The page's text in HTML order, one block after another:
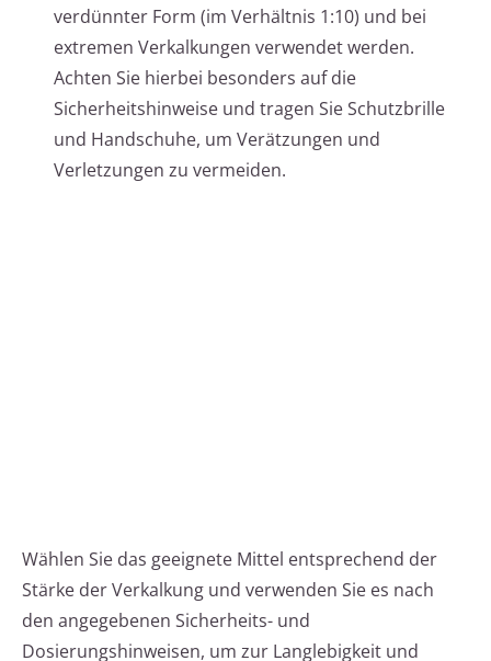
verdünnter Form (im Verhältnis 1:10) und bei
extremen Verkalkungen verwendet werden.
Achten Sie hierbei besonders auf die
Sicherheitshinweise und tragen Sie Schutzbrille
und Handschuhe, um Verätzungen und
Verletzungen zu vermeiden.
Wählen Sie das geeignete Mittel entsprechend der
Stärke der Verkalkung und verwenden Sie es nach
den angegebenen Sicherheits- und
Dosierungshinweisen, um zur Langlebigkeit und